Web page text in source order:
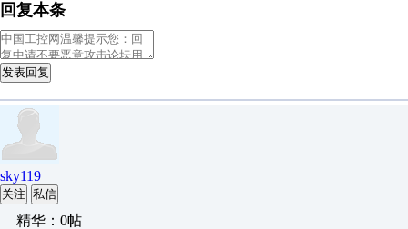
回复本条
发表回复
sky119
关注 私信
精华：0帖